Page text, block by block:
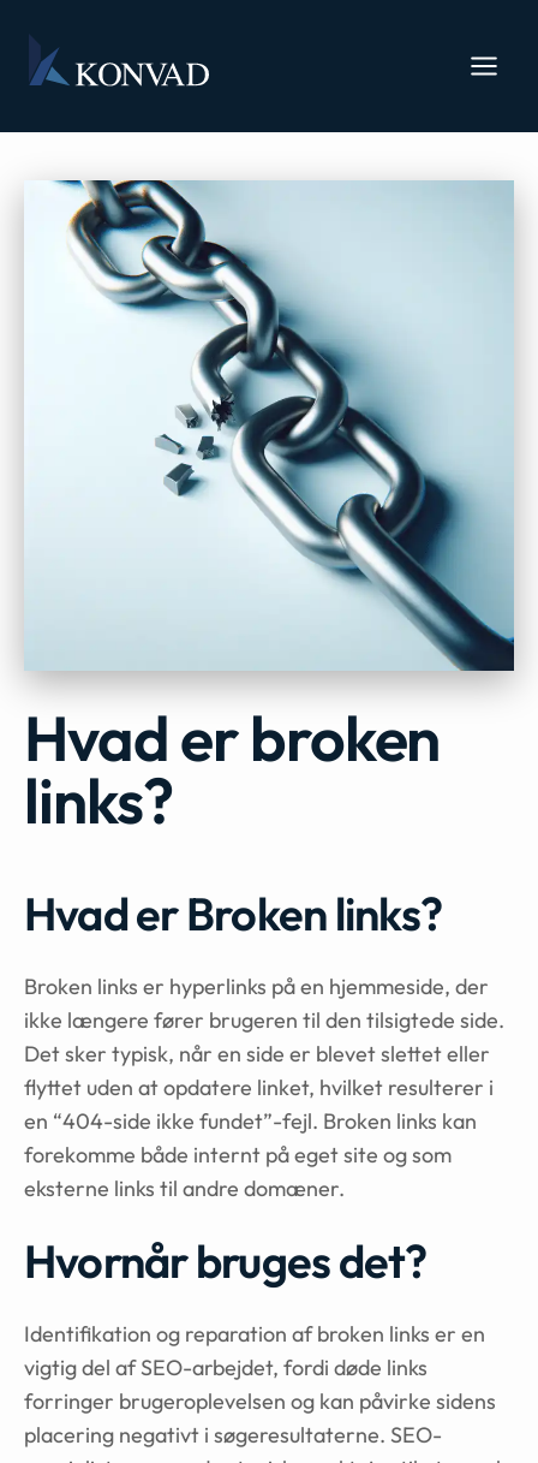
Hvad er broken
links?
Hvad er Broken links?
Broken links er hyperlinks på en hjemmeside, der
ikke længere fører brugeren til den tilsigtede side.
Det sker typisk, når en side er blevet slettet eller
flyttet uden at opdatere linket, hvilket resulterer i
en “404-side ikke fundet”-fejl. Broken links kan
forekomme både internt på eget site og som
eksterne links til andre domæner.
Hvornår bruges det?
Identifikation og reparation af broken links er en
vigtig del af SEO-arbejdet, fordi døde links
forringer brugeroplevelsen og kan påvirke sidens
placering negativt i søgeresultaterne. SEO-